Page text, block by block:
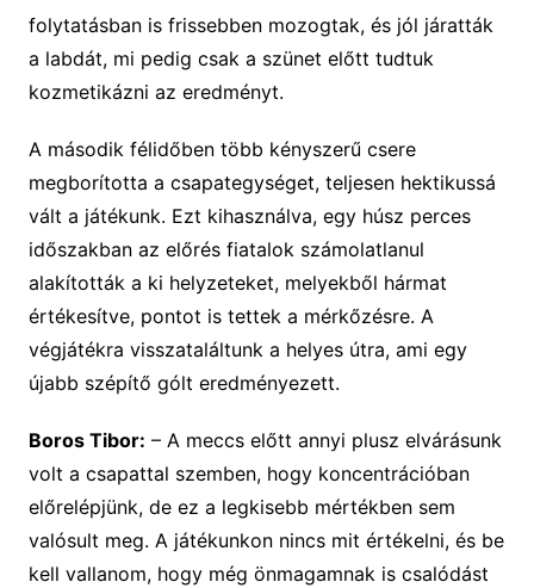
folytatásban is frissebben mozogtak, és jól járatták
a labdát, mi pedig csak a szünet előtt tudtuk
kozmetikázni az eredményt.
A második félidőben több kényszerű csere
megborította a csapategységet, teljesen hektikussá
vált a játékunk. Ezt kihasználva, egy húsz perces
időszakban az előrés fiatalok számolatlanul
alakították a ki helyzeteket, melyekből hármat
értékesítve, pontot is tettek a mérkőzésre. A
végjátékra visszataláltunk a helyes útra, ami egy
újabb szépítő gólt eredményezett.
Boros Tibor: – A meccs előtt annyi plusz elvárásunk
volt a csapattal szemben, hogy koncentrációban
előrelépjünk, de ez a legkisebb mértékben sem
valósult meg. A játékunkon nincs mit értékelni, és be
kell vallanom, hogy még önmagamnak is csalódást